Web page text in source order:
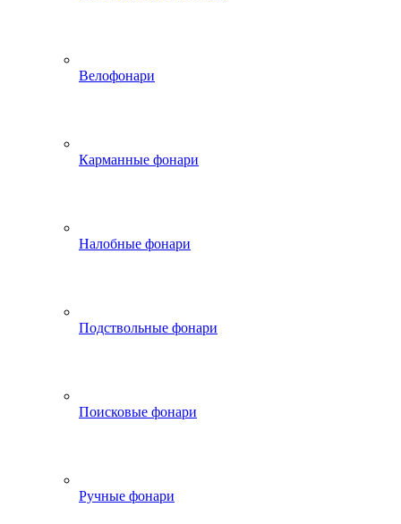
Велофонари
Карманные фонари
Налобные фонари
Подствольные фонари
Поисковые фонари
Ручные фонари